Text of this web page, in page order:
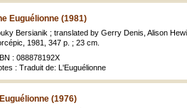
Euguélionne (1981)
Bersianik ; translated by Gerry Denis, Alison
1981, 347 p. ; 23 cm.
: 088878192X
: Traduit de: L'Euguélionne
(1976)